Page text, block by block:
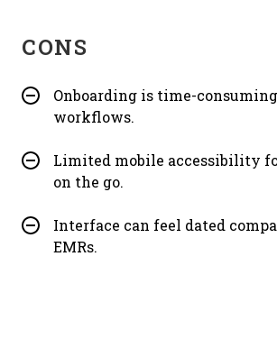
CONS
Onboarding is time-
workflows.
Limited mobile accessibility
on the go.
Interface can feel dated
EMRs.